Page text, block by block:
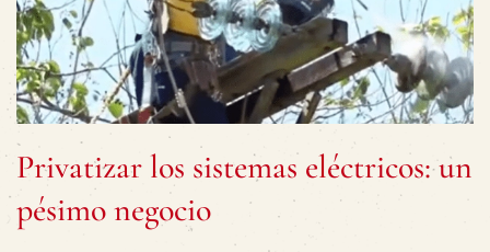
Privatizar los sistemas eléctricos: un
pésimo negocio